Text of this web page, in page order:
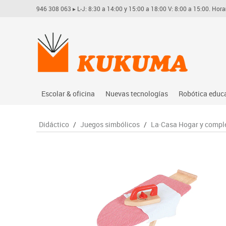
946 308 063 ▸ L-J: 8:30 a 14:00 y 15:00 a 18:00 V: 8:00 a 15:00.
Escolar & oficina
Archivo
Nuevas tecnologías
Audio
Videoconferencia
Videoproyección
Robótica
Arduino
Vex robotics
Otros
Didáctico / Juegos simbólicos / La·Casa Hogar y